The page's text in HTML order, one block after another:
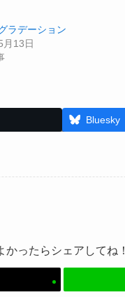
ラデーション
13日
Bluesky
かったらシェアしてね！